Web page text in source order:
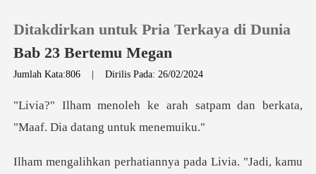
0
Ditakdirkan untuk Pria Terkaya di Dunia
Bab 23 Bertemu Megan
Jumlah Kata:806 |Dirilis Pada: 26/02/2024
ah satpam dan berkata,
"Maaf